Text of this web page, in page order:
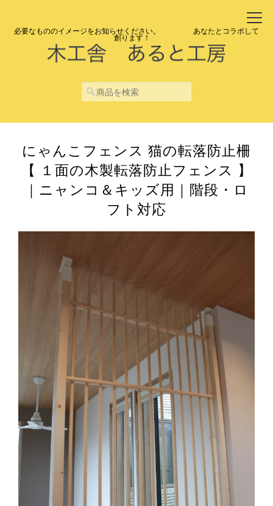
必要なもののイメージをお知らせください。 あなたとコラボして
創ります！
にゃんこフェンス 猫の転落防止柵
【 １面の木製転落防止フェンス 】
｜ニャンコ＆キッズ用｜階段・ロ
フト対応